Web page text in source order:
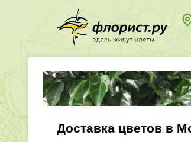
Доставка цветов в